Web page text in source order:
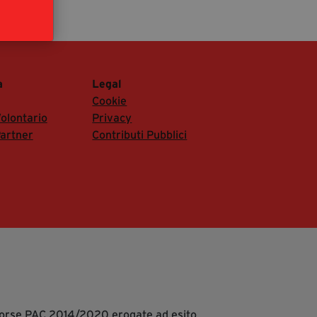
+39 346 954 4078
Legal
Cookie
Privacy
Contributi Pubblici
PAC 2014/2020 erogate ad esito